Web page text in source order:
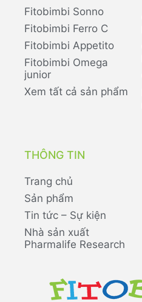
Fitobimbi Sonno
Fitobimbi Ferro C
Fitobimbi Appetito
Fitobimbi Omega
junior
Xem tất cả sản phẩm
THÔNG TIN
Trang chủ
Sản phẩm
Tin tức – Sự kiện
Nhà sản xuất
Pharmalife Research